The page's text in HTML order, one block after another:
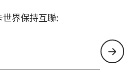
界保持互聯: